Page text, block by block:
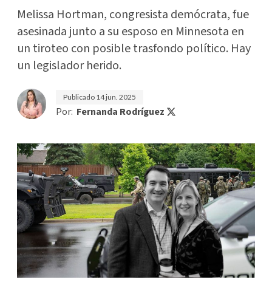
Melissa Hortman, congresista demócrata, fue
asesinada junto a su esposo en Minnesota en
un tiroteo con posible trasfondo político. Hay
un legislador herido.
Publicado 14 jun. 2025
Por: Fernanda Rodríguez